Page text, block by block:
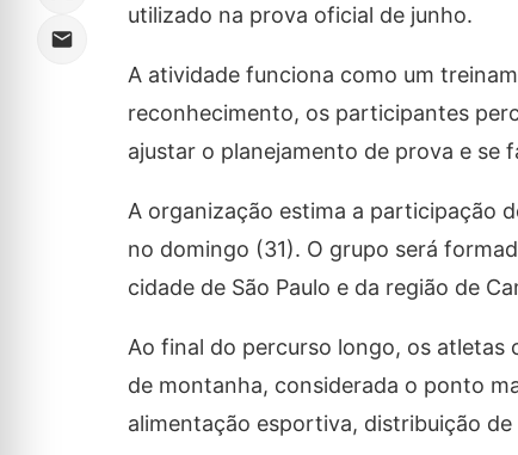
utilizado na prova oficial de junho.
A atividade funciona como um
reconhecimento, os participantes
ajustar o planejamento de prova e se
A organização estima a participação
no domingo (31). O grupo será
cidade de São Paulo e da região de
Ao final do percurso longo, os
de montanha, considerada o ponto
alimentação esportiva, distribuição